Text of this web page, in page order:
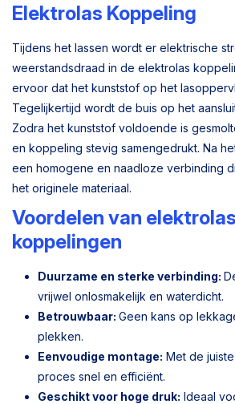
Elektrolas Koppeling
Tijdens het lassen wordt er elektrische
weerstandsdraad in de elektrolas
ervoor dat het kunststof op het
Tegelijkertijd wordt de buis op het
Zodra het kunststof voldoende is
en koppeling stevig samengedrukt. Na
een homogene en naadloze verbinding
het originele materiaal.
Voordelen van elektrolas
koppelingen
Duurzame en sterke verbinding:
vrijwel onlosmakelijk en waterdicht.
Betrouwbaar: Geen kans op
plekken.
Eenvoudige montage: Met de
proces snel en efficiënt.
Geschikt voor hoge druk: Ideaal